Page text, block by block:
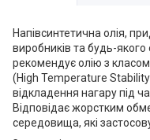
Напівсинтетична олія,
виробників та будь-
рекомендує олію з класом
(High Temperature
відкладення нагару під
Відповідає жорстким
середовища, які